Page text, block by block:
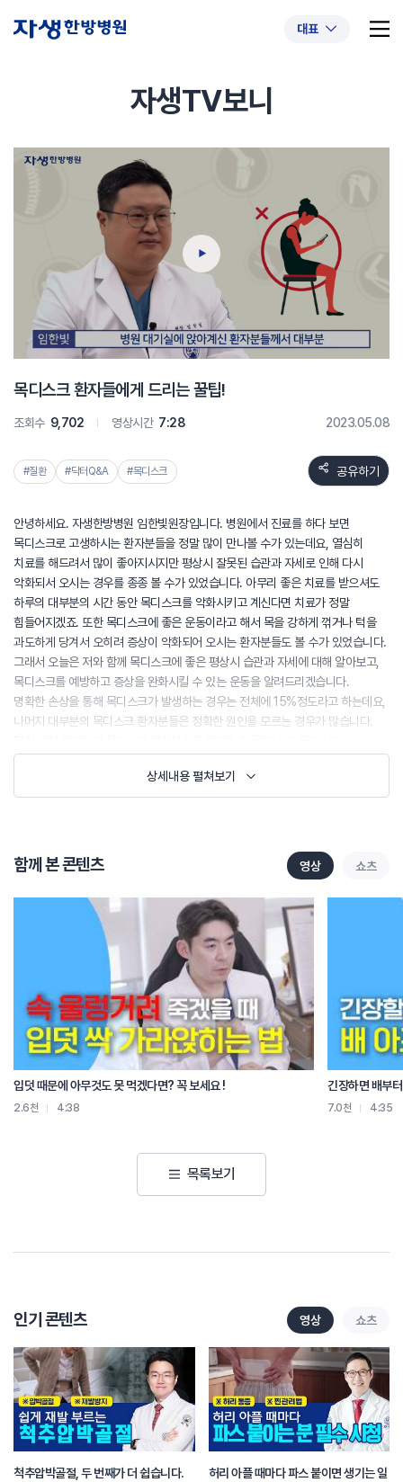
대표
추천 검색어 #초음파약침 #척추압박골절
#교통사고후유증 #목디스크
#추나요법
자생TV보니
목디스크 환자들에게 드리는 꿀팁!
조회수 9,702 영상시간 7:28 2023.05.08
#질환 #닥터Q&A #목디스크 공유하기
안녕하세요. 자생한방병원 임한빛원장입니다. 병원에서 진료를 하다 보면
목디스크로 고생하시는 환자분들을 정말 많이 만나볼 수가 있는데요, 열심히
치료를 해드려서 많이 좋아지시지만 평상시 잘못된 습관과 자세로 인해 다시
악화되서 오시는 경우를 종종 볼 수가 있었습니다. 아무리 좋은 치료를 받으셔도
하루의 대부분의 시간 동안 목디스크를 악화시키고 계신다면 치료가 정말
힘들어지겠죠. 또한 목디스크에 좋은 운동이라고 해서 목을 강하게 꺾거나 턱을
과도하게 당겨서 오히려 증상이 악화되어 오시는 환자분들도 볼 수가 있었습니다.
그래서 오늘은 저와 함께 목디스크에 좋은 평상시 습관과 자세에 대해 알아보고,
목디스크를 예방하고 증상을 완화시킬 수 있는 운동을 알려드리겠습니다.
명확한 손상을 통해 목디스크가 발생하는 경우는 전체에 15%정도라고 하는데요,
나머지 대부분의 목디스크 환자분들은 정확한 원인을 모르는 경우가 많습니다.
그럼 대체 대부분의 목디스크 환자분들은 무엇을 잘못해서 이 목디스크,
경추추간판탈출증이 생긴걸까요? 가장 큰 원인은 바로 잘못된 자세입니다.
척추는 3개의 곡선을 가지고 있는데요. 바로 경추전만, 흉추후만, 요추전만입니다.
기본이 됩니다.
그런데 우리가 일상생활 속에서 구부정하게 목을 숙이는 자세를 취하게 되면 이
경추의 전만이 소실이 되며 일자목 거북목이 되는 것입니다.
30도만 고개를 숙여도 목에 20키로의 압박이 가해집니다.
숙이고 있는 시간 동안 20키로 쌀 한포대를 목이 버티고 있는 것입니다.
또한 몸통보다 목이 앞으로 나와있게 되면 목이 아래로 툭 떨어지는 것을 붙잡기
위해 뒷목 근육이 머리를 계속 잡아당기게 됩니다. 내 근육의 힘이 내 목뼈를
압박하는 힘으로 작용하게 되는 것이죠. > ‘속 근육’ 처럼 다른 단어로 바꿀 수
첫번째. 스마트폰을 보는 자세입니다. 병원 대기실에 앉아계신 환자분들께서
대부분 스마트폰을 보고계시는데요, 다리는 꼬고 허리는 구부정, 목을 아래로 팍
자세입니다.
두번째. 모니터높이 또한 눈높이에 두셔야 합니다. 장시간 컴퓨터 앞에 앉아있는
사무직분들이 목디스크에 걸리는 이유가 바로 이 컴퓨터 하는 자세 때문입니다.
모니터가 너무 멀리 있어도 목이 앞으로 자연스레 나오게 됩니다. 적당히 당기셔야
하고요. 모니터가 너무 낮은 경우에도 거북목을 유발하게 됩니다. 그래서
노트북으로 업무를 보시는 분들이 목에 부담이 더 많이 가게 됩니다.
모니터를 눈높이로 올리고 요추와 경추의 전만을 유지한 바른 자세를 유지하셔야
하며, 중간중간에 스트레칭으로 근육의 긴장을 풀어주셔야 합니다.
상세내용 펼쳐보기
함께 본 콘텐츠 영상 쇼츠
입덧 때문에 아무것도 못 먹겠다면? 꼭 보세요 !
2.6천 4:38
긴장하면 배부
7.0천 4:35
목록보기
인기 콘텐츠 영상 쇼츠
척추압박골절, 두 번째가 더 쉽습니다. 허리 아플 때마다 파스 붙이면 생기는 일